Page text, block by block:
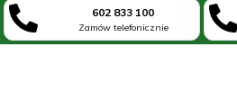
63-700 Krotoszyn
kom: 602 833 100
 602 833 100
Zamów telefonicznie 